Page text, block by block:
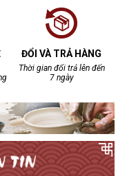
ĐỔI VÀ TRẢ HÀNG
Thời gian đổi trả lên đến
7 ngày